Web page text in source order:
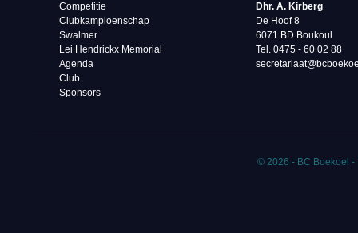
Competitie
Clubkampioenschap
Swalmer
Lei Hendrickx Memorial
Agenda
Club
Sponsors
Dhr. A. Kirberg
De Hoof 8
6071 BD Boukoul
Tel. 0475 - 60 02 88‬
© 2026 - BC Boekoel